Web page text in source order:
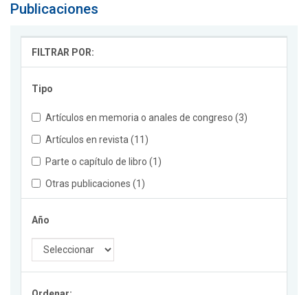
Publicaciones
FILTRAR POR:
Tipo
Artículos en memoria o anales de congreso (3)
Artículos en revista (11)
Parte o capítulo de libro (1)
Otras publicaciones (1)
Año